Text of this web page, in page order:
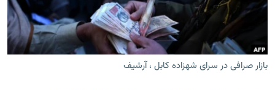
تماس
صفحه پشتو
Azadi English
بازار صرافی در سرای شهزاده کابل ، آرشیف